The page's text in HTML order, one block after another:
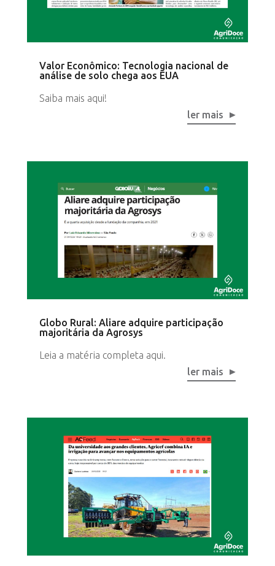
Valor Econômico: Tecnologia nacional de
análise de solo chega aos EUA
Saiba mais aqui!
ler mais
Globo Rural: Aliare adquire participação
majoritária da Agrosys
Leia a matéria completa aqui.
ler mais